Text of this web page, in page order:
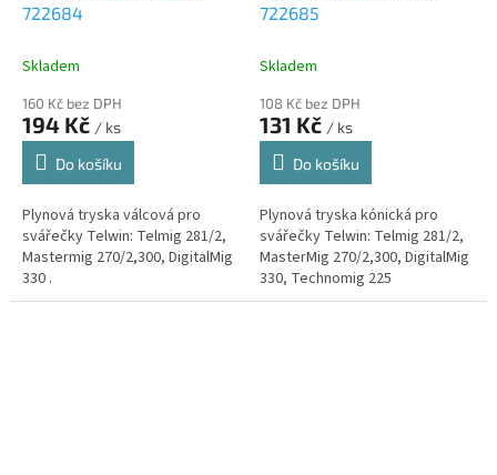
722684
Skladem
160 Kč bez DPH
194 Kč / ks
Do košíku
Plynová tryska válcová pro
svářečky Telwin: Telmig 281/2,
Mastermig 270/2,300, DigitalMig
330 .
722685
Skladem
108 Kč bez DPH
131 Kč / ks
Do košíku
Plynová tryska kónická pro
svářečky Telwin: Telmig 281/2,
MasterMig 270/2,300, DigitalMig
330, Technomig 225